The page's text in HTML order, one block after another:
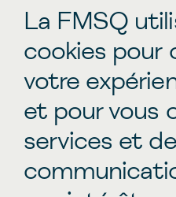
La FMSQ
cookies pour
votre
et pour vous
services et
maximales auront
par la suite être
Parlez à vos
Après toutes ces
des directives